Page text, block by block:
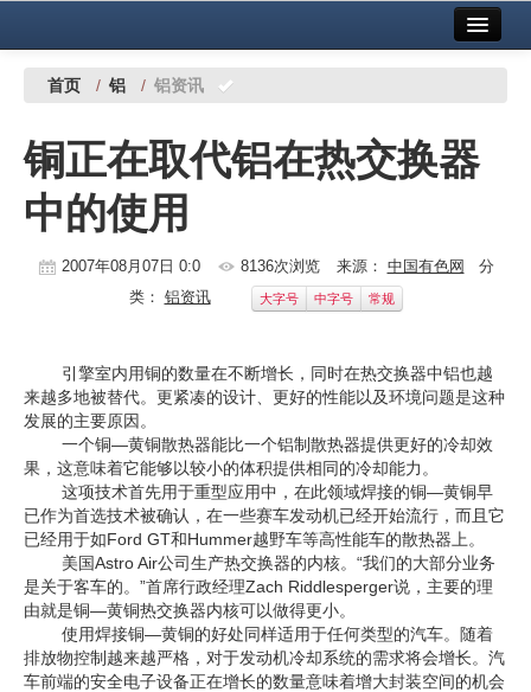
中国有色金属报社主办 广告服务
铜镍铅锌
铝
稀有稀土
科技
镁钛
地矿 建设
党建工作
企业文化
《资源再生》杂志
行情报价
首页 / 铝 / 铝资讯
铜正在取代铝在热交换器
中的使用
2007年08月07日 0:0 8136次浏览 来源： 中国有色网 分
类： 铝资讯 大字号 中字号 常规
引擎室内用铜的数量在不断增长，同时在热交换器中铝也越
来越多地被替代。更紧凑的设计、更好的性能以及环境问题是这种
发展的主要原因。
一个铜—黄铜散热器能比一个铝制散热器提供更好的冷却效
果，这意味着它能够以较小的体积提供相同的冷却能力。
这项技术首先用于重型应用中，在此领域焊接的铜—黄铜早
已作为首选技术被确认，在一些赛车发动机已经开始流行，而且它
已经用于如Ford GT和Hummer越野车等高性能车的散热器上。
美国Astro Air公司生产热交换器的内核。“我们的大部分业务
是关于客车的。”首席行政经理Zach Riddlesperger说，主要的理
由就是铜—黄铜热交换器内核可以做得更小。
使用焊接铜—黄铜的好处同样适用于任何类型的汽车。随着
排放物控制越来越严格，对于发动机冷却系统的需求将会增长。汽
车前端的安全电子设备正在增长的数量意味着增大封装空间的机会